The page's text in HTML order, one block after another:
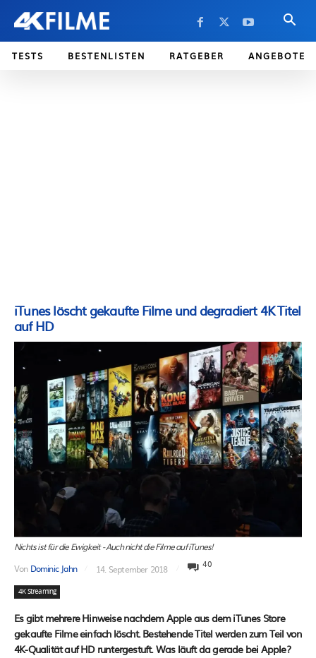
TESTS BESTENLISTEN RATGEBER ANGEBOTE
iTunes löscht gekaufte Filme und degradiert 4K Titel
auf HD
Nichts ist für die Ewigkeit - Auch nicht die Filme auf iTunes!
Von Dominic Jahn 14. September 2018 40
4K Streaming
Es gibt mehrere Hinweise nachdem Apple aus dem iTunes Store
gekaufte Filme einfach löscht. Bestehende Titel werden zum Teil von
4K-Qualität auf HD runtergestuft. Was läuft da gerade bei Apple?